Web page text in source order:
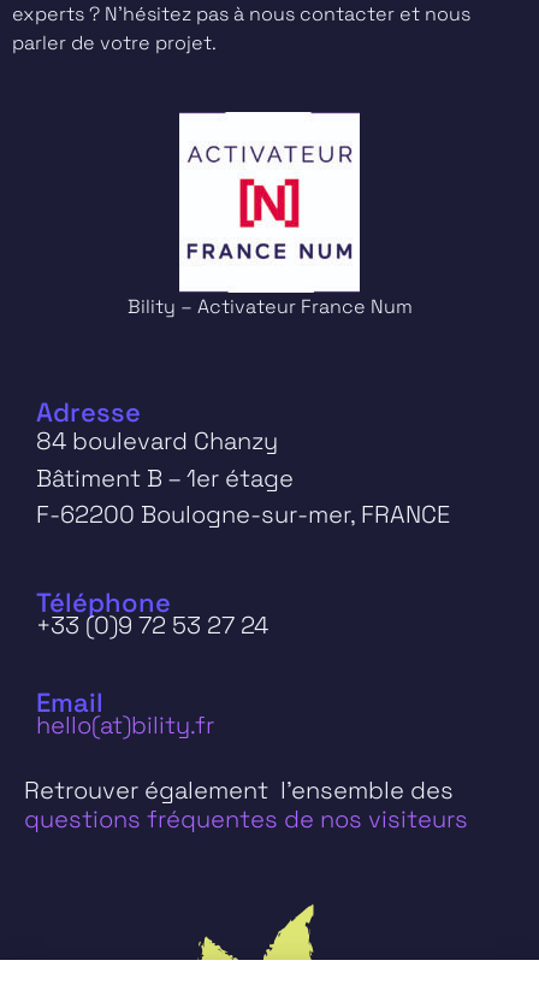
experts ? N’hésitez pas à nous contacter et nous
parler de votre projet.
Bility – Activateur France Num
Adresse
84 boulevard Chanzy
Bâtiment B – 1er étage
F-62200 Boulogne-sur-mer, FRANCE
Téléphone
+33 (0)9 72 53 27 24
Email
hello(at)bility.fr
Retrouver également l’ensemble des
questions fréquentes de nos visiteurs